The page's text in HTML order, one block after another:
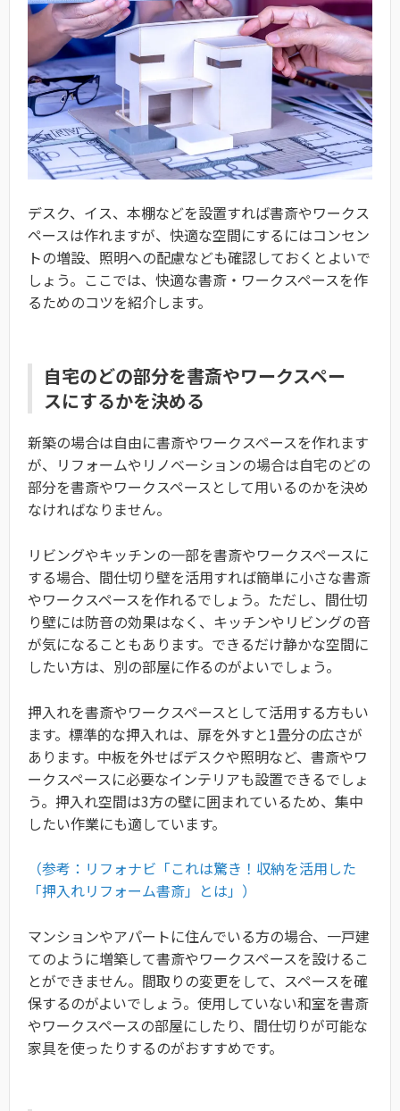
デスク、イス、本棚などを設置すれば書斎やワークス
ペースは作れますが、快適な空間にするにはコンセン
トの増設、照明への配慮なども確認しておくとよいで
しょう。ここでは、快適な書斎・ワークスペースを作
るためのコツを紹介します。
自宅のどの部分を書斎やワークスペー
スにするかを決める
新築の場合は自由に書斎やワークスペースを作れます
が、リフォームやリノベーションの場合は自宅のどの
部分を書斎やワークスペースとして用いるのかを決め
なければなりません。
リビングやキッチンの一部を書斎やワークスペースに
する場合、間仕切り壁を活用すれば簡単に小さな書斎
やワークスペースを作れるでしょう。ただし、間仕切
り壁には防音の効果はなく、キッチンやリビングの音
が気になることもあります。できるだけ静かな空間に
したい方は、別の部屋に作るのがよいでしょう。
押入れを書斎やワークスペースとして活用する方もい
ます。標準的な押入れは、扉を外すと1畳分の広さが
あります。中板を外せばデスクや照明など、書斎やワ
ークスペースに必要なインテリアも設置できるでしょ
う。押入れ空間は3方の壁に囲まれているため、集中
したい作業にも適しています。
（参考：リフォナビ「これは驚き！収納を活用した
「押入れリフォーム書斎」とは」）
マンションやアパートに住んでいる方の場合、一戸建
てのように増築して書斎やワークスペースを設けるこ
とができません。間取りの変更をして、スペースを確
保するのがよいでしょう。使用していない和室を書斎
やワークスペースの部屋にしたり、間仕切りが可能な
家具を使ったりするのがおすすめです。